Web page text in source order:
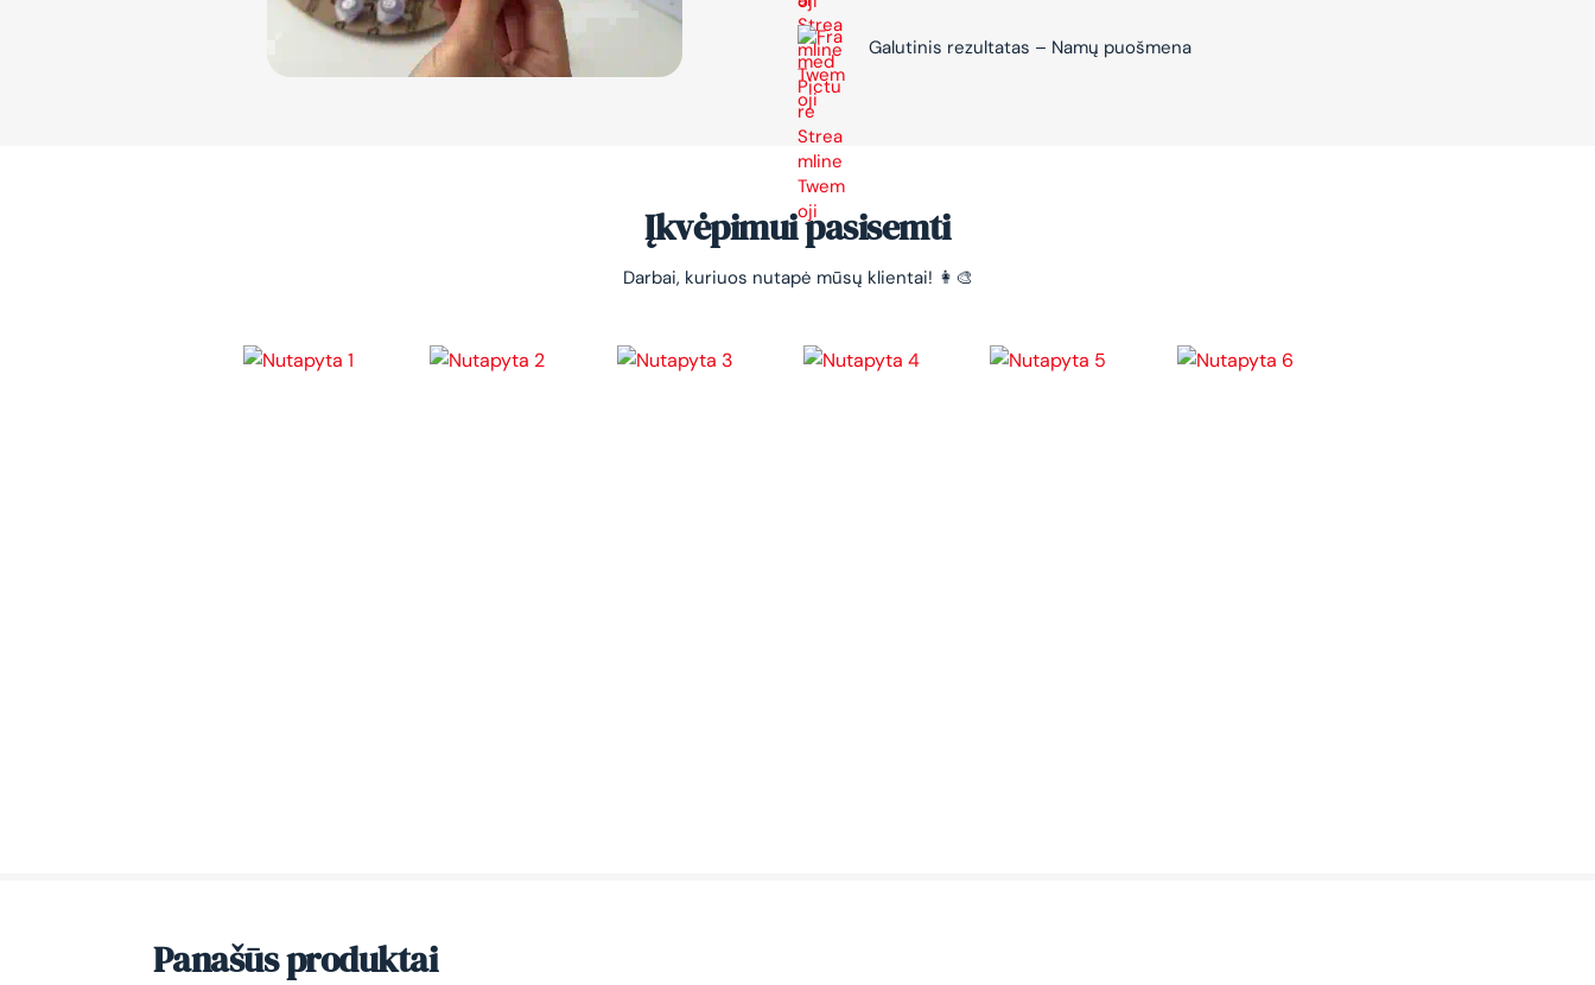
Galutinis rezultatas – Namų puošmena
Įkvėpimui pasisemti
Darbai, kuriuos nutapė mūsų klientai! 👩‍🎨
Panašūs produktai